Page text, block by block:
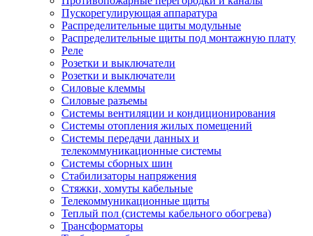
Пускорегулирующая аппаратура
Распределительные щиты модульные
Распределительные щиты под монтажную плату
Реле
Розетки и выключатели
Розетки и выключатели
Силовые клеммы
Силовые разъемы
Системы вентиляции и кондиционирования
Системы отопления жилых помещений
Системы передачи данных и
телекоммуникационные системы
Системы сборных шин
Стабилизаторы напряжения
Стяжки, хомуты кабельные
Телекоммуникационные щиты
Теплый пол (системы кабельного обогрева)
Трансформаторы